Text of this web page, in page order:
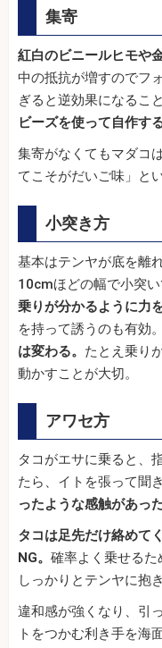
集寄
紅白のビニールヒモや
中の抵抗が増すのでフ
ぎると逆効果になるこ
ビーズを使って自作す
集寄がなくてもマダコ
てこそがだいご味」と
小突き方
基本はテンヤが底を離
10cmほどの幅で小突い
乗りが分かるように力
を持って誘うのも有効。
は変わる。 たとえ乗り
動かすことが大切。
アワセ方
タコがエサに乗ると、
たら、イトを張って聞
ったような感触があっ
タコは足先だけ絡めて
NG。 確率よく乗せるた
しっかりとテンヤに抱
違和感が強くなり、引
トをつかむ利き手を海